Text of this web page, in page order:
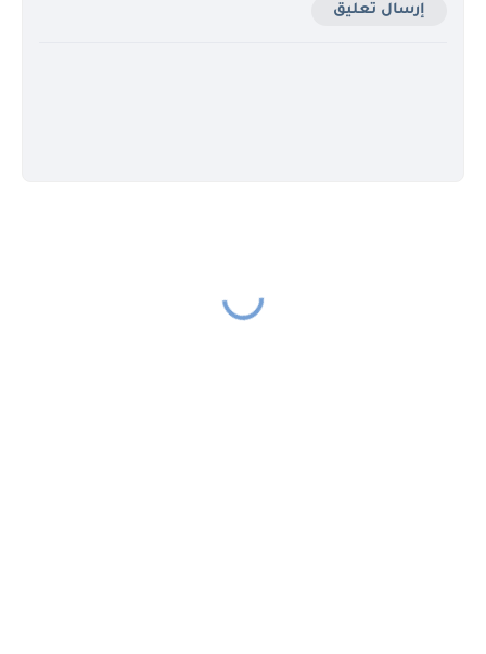
إرسال تعليق